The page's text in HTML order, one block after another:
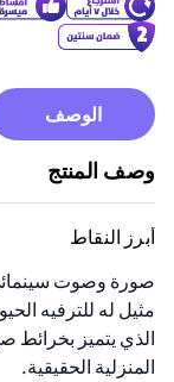
الوصف
وصف المنتج
أبرز النقاط
صورة وصوت
مثيل له للترفيه
المنزلية الحقيقية.